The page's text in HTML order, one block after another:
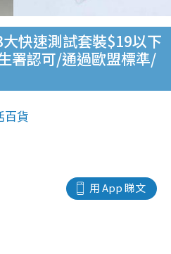
大快速測試套裝$19以下
署認可/通過歐盟標準/
百貨
用 App 睇文